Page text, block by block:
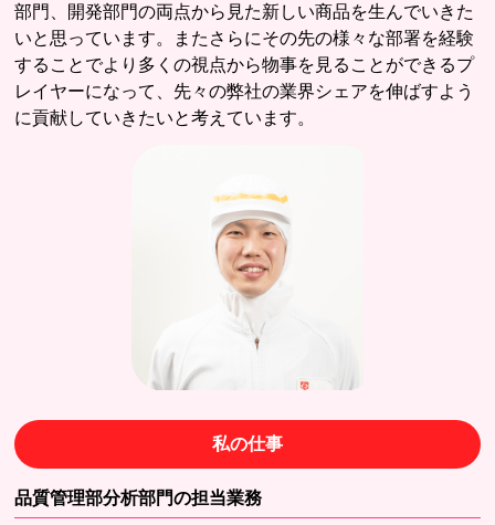
部門、開発部門の両点から見た新しい商品を生んでいきた
いと思っています。またさらにその先の様々な部署を経験
することでより多くの視点から物事を見ることができるプ
レイヤーになって、先々の弊社の業界シェアを伸ばすよう
に貢献していきたいと考えています。
私の仕事
品質管理部分析部門の担当業務